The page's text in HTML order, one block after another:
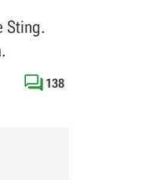
Sting.
 138